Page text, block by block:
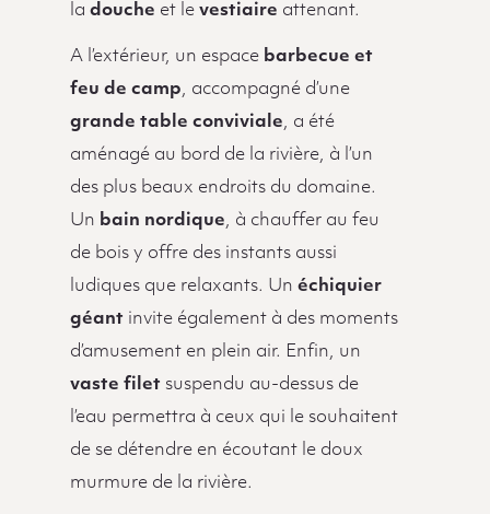
la douche et le vestiaire attenant.
A l’extérieur, un espace barbecue et
feu de camp, accompagné d’une
grande table conviviale, a été
aménagé au bord de la rivière, à l’un
des plus beaux endroits du domaine.
Un bain nordique, à chauffer au feu
de bois y offre des instants aussi
ludiques que relaxants. Un échiquier
géant invite également à des moments
d’amusement en plein air. Enfin, un
vaste filet suspendu au-dessus de
l’eau permettra à ceux qui le souhaitent
de se détendre en écoutant le doux
murmure de la rivière.